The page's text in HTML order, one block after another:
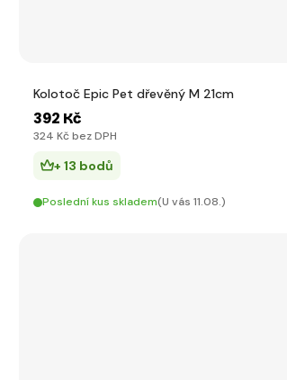
Kolotoč Epic Pet dřevěný M 21cm
392 Kč
324 Kč bez DPH
+ 13 bodů
Poslední kus skladem(U vás 11.08.)